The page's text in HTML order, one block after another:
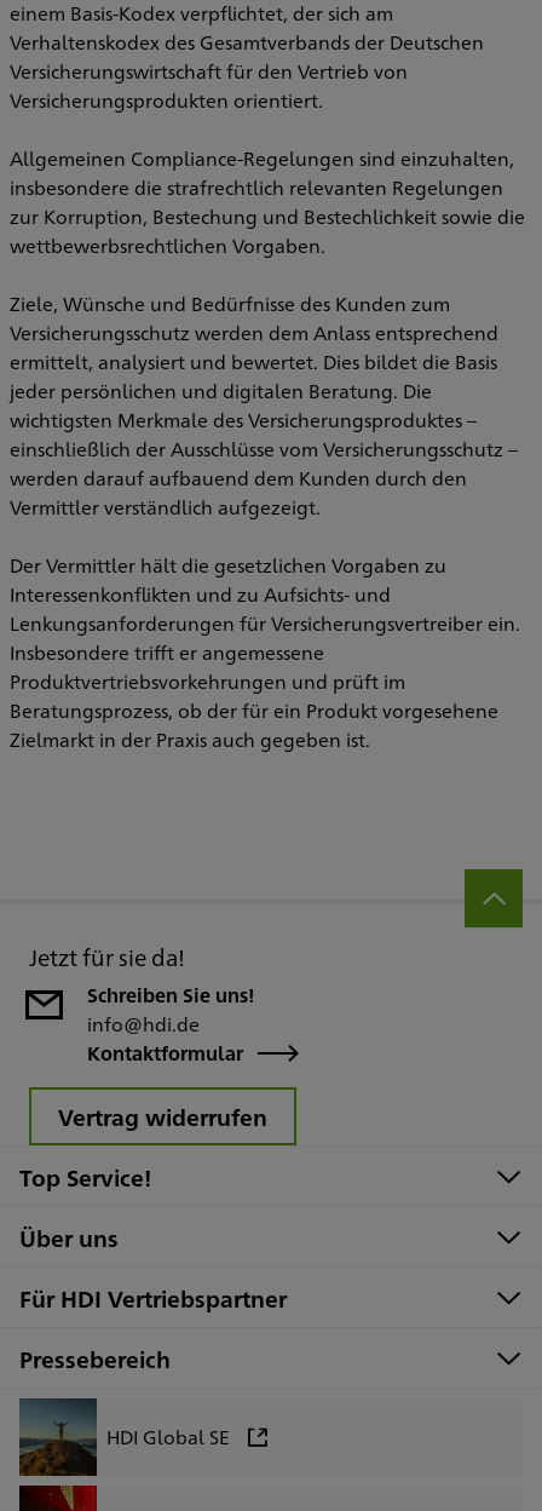
einem Basis-Kodex verpflichtet, der sich am
Verhaltenskodex des Gesamtverbands der Deutschen
Versicherungswirtschaft für den Vertrieb von
Versicherungsprodukten orientiert.
Allgemeinen Compliance-Regelungen sind einzuhalten,
insbesondere die strafrechtlich relevanten Regelungen
zur Korruption, Bestechung und Bestechlichkeit sowie die
wettbewerbsrechtlichen Vorgaben.
Ziele, Wünsche und Bedürfnisse des Kunden zum
Versicherungsschutz werden dem Anlass entsprechend
ermittelt, analysiert und bewertet. Dies bildet die Basis
jeder persönlichen und digitalen Beratung. Die
wichtigsten Merkmale des Versicherungsproduktes –
einschließlich der Ausschlüsse vom Versicherungsschutz –
werden darauf aufbauend dem Kunden durch den
Vermittler verständlich aufgezeigt.
Der Vermittler hält die gesetzlichen Vorgaben zu
Interessenkonflikten und zu Aufsichts- und
Lenkungsanforderungen für Versicherungsvertreiber ein.
Insbesondere trifft er angemessene
Produktvertriebsvorkehrungen und prüft im
Beratungsprozess, ob der für ein Produkt vorgesehene
Zielmarkt in der Praxis auch gegeben ist.
Jetzt für sie da!
Schreiben Sie uns!
info@hdi.de
Kontaktformular
Vertrag widerrufen
Top Service!
Über uns
Für HDI Vertriebspartner
Pressebereich
HDI Global SE